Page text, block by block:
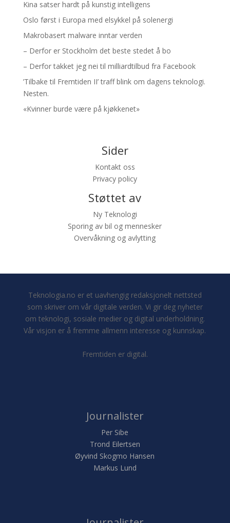
Kina satser hardt på kunstig intelligens
Oslo først i Europa med elsykkel på solenergi
Makrobasert malware inntar verden
– Derfor er Stockholm det beste stedet å bo
– Derfor takket jeg nei til milliardtilbud fra Facebook
’Tilbake til Fremtiden II’ traff blink om dagens teknologi.
Nesten.
«Kvinner burde være på kjøkkenet»
Sider
Kontakt oss
Privacy policy
Støttet av
Ny Teknologi
Sporing av bil og mennesker
Overvåkning og avlytting
Teknologia.no er et uavhengig redaksjonelt nettsted
som skriver om vår digitale verden. Vi gir deg nyheter
om teknologi, sosiale medier og digital underholdning.
Vår visjon er å fremme allmenn interesse og kunnskap.
Fremtiden er digital.
Journalister
Per Sibe
Trond Eilertsen
Øyvind Skogmo Hansen
Markus Lund